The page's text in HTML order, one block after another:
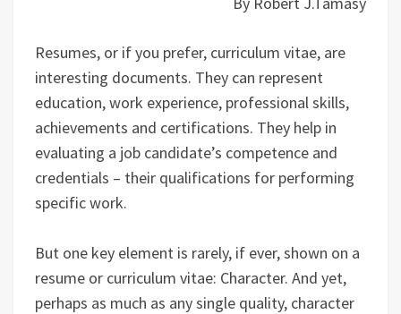
Resumes, or if you prefer, curriculum vitae, are
interesting documents. They can represent
education, work experience, professional skills,
achievements and certifications. They help in
evaluating a job candidate’s competence and
credentials – their qualifications for performing
specific work.
But one key element is rarely, if ever, shown on a
resume or curriculum vitae: Character. And yet,
perhaps as much as any single quality, character